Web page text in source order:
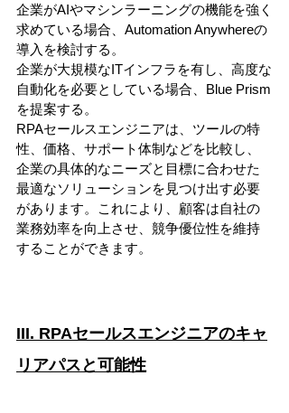
企業がAIやマシンラーニングの機能を強く
求めている場合、Automation Anywhereの
導入を検討する。
企業が大規模なITインフラを有し、高度な
自動化を必要としている場合、Blue Prism
を提案する。
RPAセールスエンジニアは、ツールの特
性、価格、サポート体制などを比較し、
企業の具体的なニーズと目標に合わせた
最適なソリューションを見つけ出す必要
があります。これにより、顧客は自社の
業務効率を向上させ、競争優位性を維持
することができます。
III. RPAセールスエンジニアのキャ
リアパスと可能性